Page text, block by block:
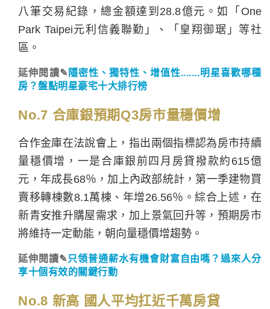
八筆交易紀錄，總金額達到28.8億元。如「One
Park Taipei元利信義聯勤」、「皇翔御琚」等社
區。
延伸閱讀✎ 隱密性、獨特性、增值性.......明星喜歡哪種
房？盤點明星豪宅十大排行榜
No.7 合庫銀預期Q3房市量穩價增
合作金庫在法說會上，指出兩個指標認為房市持續
量穩價增，一是合庫銀前四月房貸撥款約615億
元，年成長68％，加上內政部統計，第一季建物買
賣移轉棟數8.1萬棟、年增26.56％。綜合上述，在
新青安推升購屋需求，加上景氣回升等，預期房市
將維持一定動能，朝向量穩價增趨勢。
延伸閱讀✎只領普通薪水有機會財富自由嗎？過來人分
享十個有效的關鍵行動
No.8 新高 國人平均扛近千萬房貸